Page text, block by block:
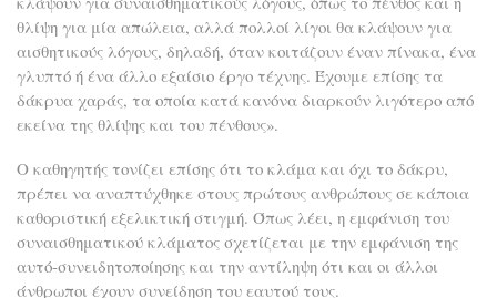
θλίψη για μία απώλεια, αλλά πολλοί λίγοι θα κλάψουν για
αισθητικούς λόγους, δηλαδή, όταν κοιτάζουν έναν πίνακα, ένα
γλυπτό ή ένα άλλο εξαίσιο έργο τέχνης. Έχουμε επίσης τα
δάκρυα χαράς, τα οποία κατά κανόνα διαρκούν λιγότερο από
εκείνα της θλίψης και του πένθους».
Ο καθηγητής τονίζει επίσης ότι το κλάμα και όχι το δάκρυ,
πρέπει να αναπτύχθηκε στους πρώτους ανθρώπους σε κάποια
καθοριστική εξελικτική στιγμή. Όπως λέει, η εμφάνιση του
συναισθηματικού κλάματος σχετίζεται με την εμφάνιση της
αυτό-συνειδητοποίησης και την αντίληψη ότι και οι άλλοι
άνθρωποι έχουν συνείδηση του εαυτού τους.